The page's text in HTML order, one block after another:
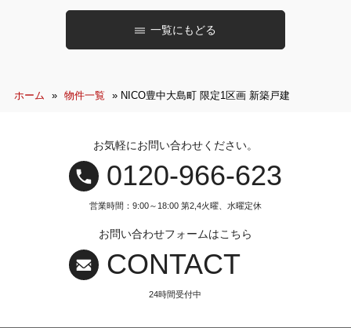
一覧にもどる
ホーム » 物件一覧 » NICO豊中大島町 限定1区画 新築戸建
お気軽にお問い合わせください。
0120‐966‐623
営業時間：9:00～18:00 第2,4火曜、水曜定休
お問い合わせフォームはこちら
CONTACT
24時間受付中